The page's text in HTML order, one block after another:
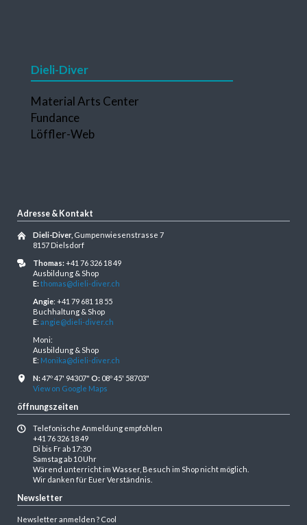
Dieli-Diver
Navigation
überspringen
Material Arts Center
Fundance
Löffler-Web
Adresse & Kontakt
Dieli-Diver, Gumpenwiesenstrasse 7
8157 Dielsdorf
Thomas:+41 76 326 18 49
Ausbildung & Shop
E:thomas@dieli-diver.ch
Angie: +41 79 681 18 55
Buchhaltung & Shop
E: angie@dieli-diver.ch
Moni:
Ausbildung & Shop
E: Monika@dieli-diver.ch
N:47º 47' 94307" O:08º 45' 58703"
View on Google Maps
öffnungszeiten
Telefonische Anmeldung empfohlen
+41 76 326 18 49
Di bis Fr ab 17:30
Samstag ab 10 Uhr
Wärend unterricht im Wasser, Besuch im Shop nicht möglich.
Wir danken für Euer Verständnis.
Newsletter
Newsletter anmelden ? Cool